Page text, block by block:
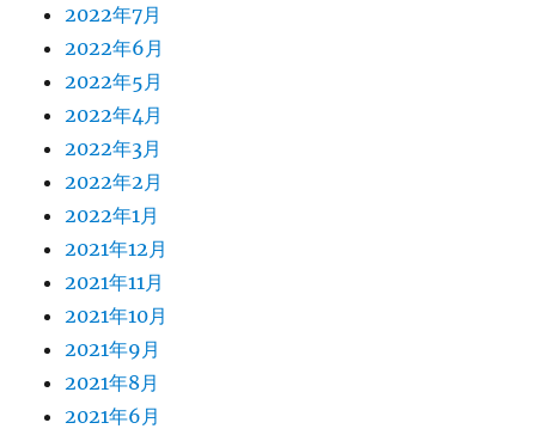
2022年7月
2022年6月
2022年5月
2022年4月
2022年3月
2022年2月
2022年1月
2021年12月
2021年11月
2021年10月
2021年9月
2021年8月
2021年6月